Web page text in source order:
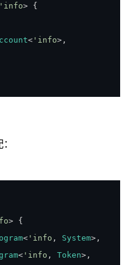
'info> {
< 'info> ,
> {
< 'info , System> ,
< 'info , Token> ,